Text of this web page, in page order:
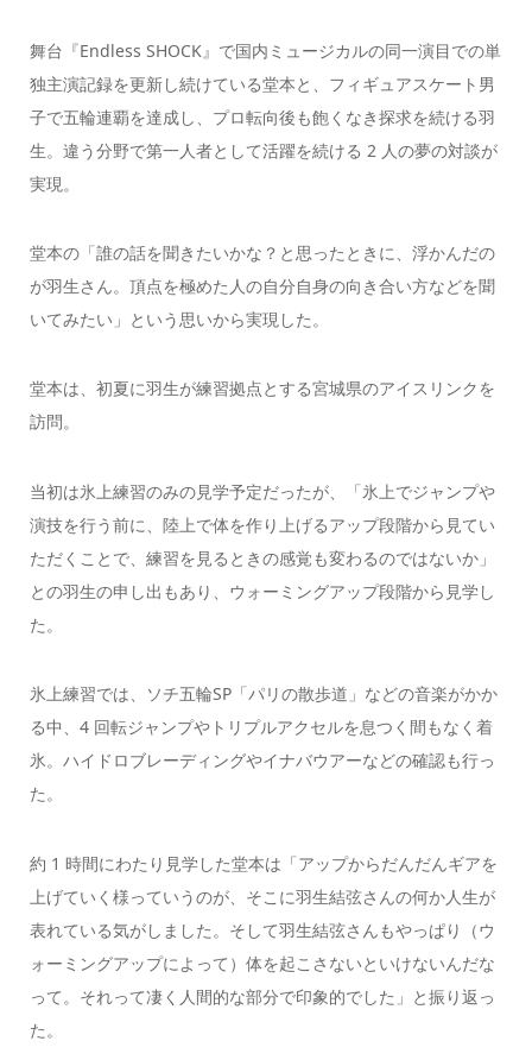
舞台『Endless SHOCK』で国内ミュージカルの同一演目での単
独主演記録を更新し続けている堂本と、フィギュアスケート男
子で五輪連覇を達成し、プロ転向後も飽くなき探求を続ける羽
生。違う分野で第一人者として活躍を続ける 2 人の夢の対談が
実現。
堂本の「誰の話を聞きたいかな？と思ったときに、浮かんだの
が羽生さん。頂点を極めた人の自分自身の向き合い方などを聞
いてみたい」という思いから実現した。
堂本は、初夏に羽生が練習拠点とする宮城県のアイスリンクを
訪問。
当初は氷上練習のみの見学予定だったが、「氷上でジャンプや
演技を行う前に、陸上で体を作り上げるアップ段階から見てい
ただくことで、練習を見るときの感覚も変わるのではないか」
との羽生の申し出もあり、ウォーミングアップ段階から見学し
た。
氷上練習では、ソチ五輪SP「パリの散歩道」などの音楽がかか
る中、4 回転ジャンプやトリプルアクセルを息つく間もなく着
氷。ハイドロブレーディングやイナバウアーなどの確認も行っ
た。
約 1 時間にわたり見学した堂本は「アップからだんだんギアを
上げていく様っていうのが、そこに羽生結弦さんの何か人生が
表れている気がしました。そして羽生結弦さんもやっぱり（ウ
ォーミングアップによって）体を起こさないといけないんだな
って。それって凄く人間的な部分で印象的でした」と振り返っ
た。